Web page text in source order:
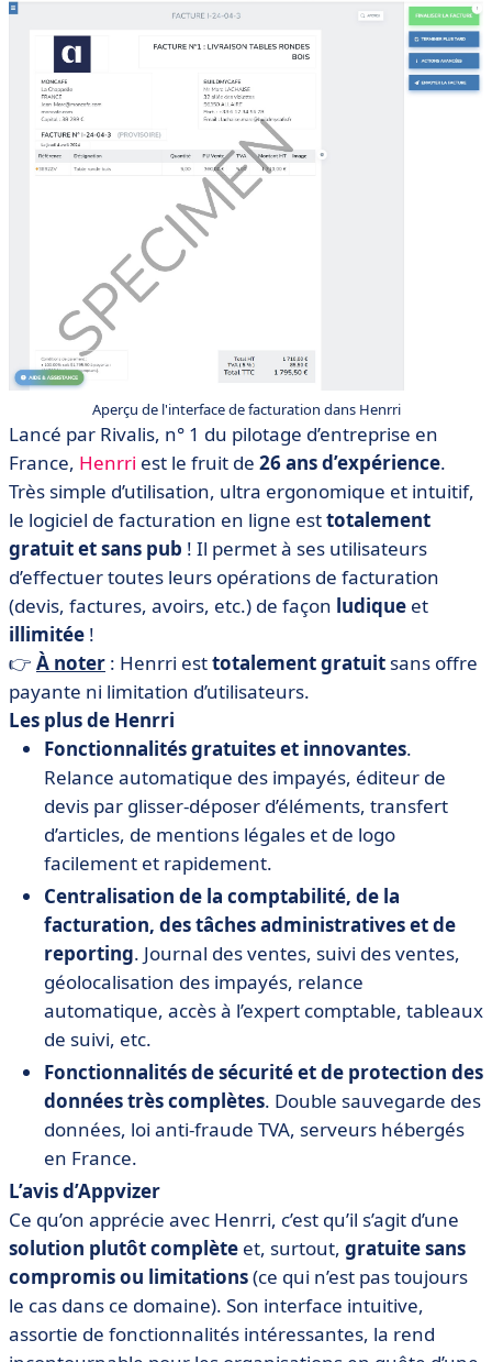
Aperçu de l'interface de facturation dans Henrri
Lancé par Rivalis, n° 1 du pilotage d’entreprise en
France, Henrri est le fruit de 26 ans d’expérience.
Très simple d’utilisation, ultra ergonomique et intuitif,
le logiciel de facturation en ligne esttotalement
gratuit et sans pub ! Il permet à ses utilisateurs
d’effectuer toutes leurs opérations de facturation
(devis, factures, avoirs, etc.) de façon ludique et
illimitée !
👉 À noter : Henrri esttotalement gratuit sans offre
payante ni limitation d’utilisateurs.
Les plus de Henrri
Fonctionnalités gratuites et innovantes.
Relance automatique des impayés, éditeur de
devis par glisser-déposer d’éléments, transfert
d’articles, de mentions légales et de logo
facilement et rapidement.
Centralisation de la comptabilité, de la
facturation, des tâches administratives et de
reporting. Journal des ventes, suivi des ventes,
géolocalisation des impayés, relance
automatique, accès à l’expert comptable, tableaux
de suivi, etc.
Fonctionnalités de sécurité et de protection des
données très complètes. Double sauvegarde des
données, loi anti-fraude TVA, serveurs hébergés
en France.
L’avis d’Appvizer
Ce qu’on apprécie avec Henrri, c’est qu’il s’agit d’une
solution plutôt complète et, surtout, gratuite sans
compromis ou limitations(ce qui n’est pas toujours
le cas dans ce domaine). Son interface intuitive,
assortie de fonctionnalités intéressantes, la rend